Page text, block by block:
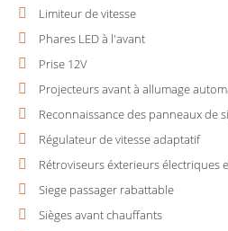
Limiteur de vitesse
Phares LED à l'avant
Prise 12V
Projecteurs avant à allumage
Reconnaissance des panneaux de
Régulateur de vitesse adaptatif
Rétroviseurs éxterieurs électriques
Siege passager rabattable
Sièges avant chauffants